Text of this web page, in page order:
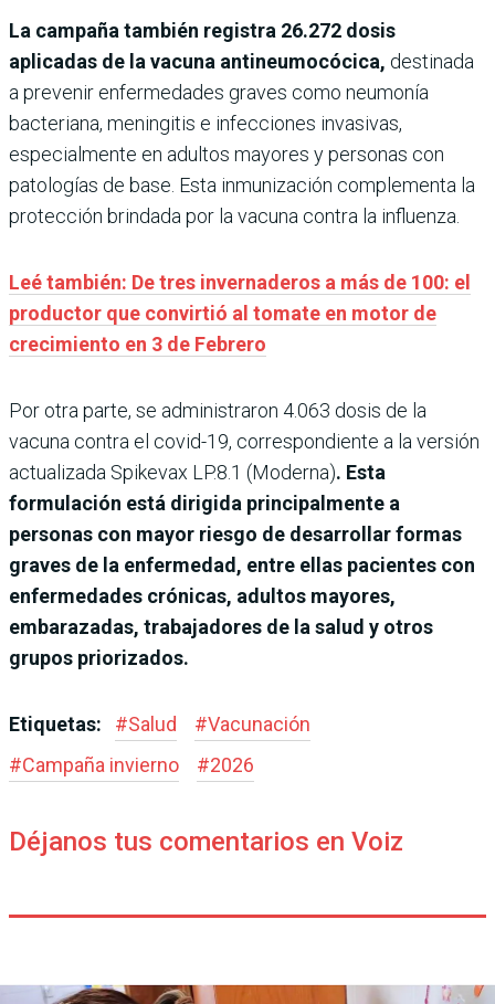
La campaña también registra 26.272 dosis
aplicadas de la vacuna antineumocócica, destinada
a prevenir enfermedades graves como neumonía
bacteriana, meningitis e infecciones invasivas,
especialmente en adultos mayores y personas con
patologías de base. Esta inmunización complementa la
protección brindada por la vacuna contra la influenza.
Leé también: De tres invernaderos a más de 100: el
productor que convirtió al tomate en motor de
crecimiento en 3 de Febrero
Por otra parte, se administraron 4.063 dosis de la
vacuna contra el covid-19, correspondiente a la versión
actualizada Spikevax LP.8.1 (Moderna). Esta
formulación está dirigida principalmente a
personas con mayor riesgo de desarrollar formas
graves de la enfermedad, entre ellas pacientes con
enfermedades crónicas, adultos mayores,
embarazadas, trabajadores de la salud y otros
grupos priorizados.
Etiquetas: #Salud #Vacunación
#Campaña invierno #2026
Déjanos tus comentarios en Voiz